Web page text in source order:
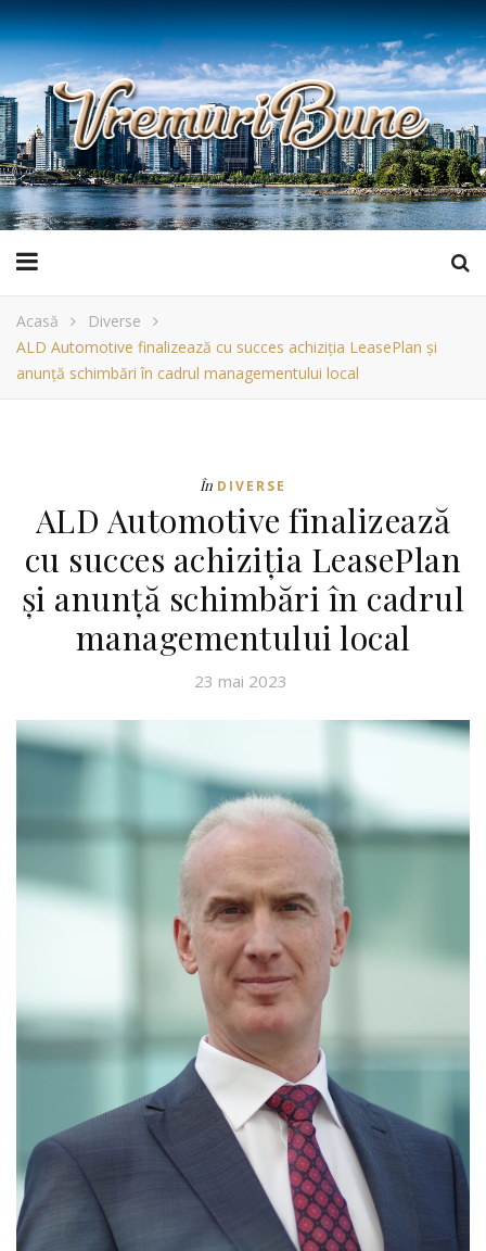
Acasă
Diverse
ALD Automotive finalizează cu succes achiziția LeasePlan și
anunță schimbări în cadrul managementului local
În DIVERSE
ALD Automotive finalizează
cu succes achiziția LeasePlan
și anunță schimbări în cadrul
managementului local
23 mai 2023